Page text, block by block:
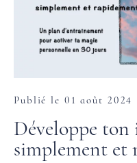
Publié le 01 août 2024
Développe
simplement et